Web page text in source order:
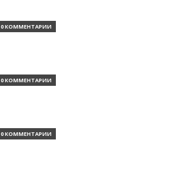
0 КОММЕНТАРИИ
0 КОММЕНТАРИИ
0 КОММЕНТАРИИ